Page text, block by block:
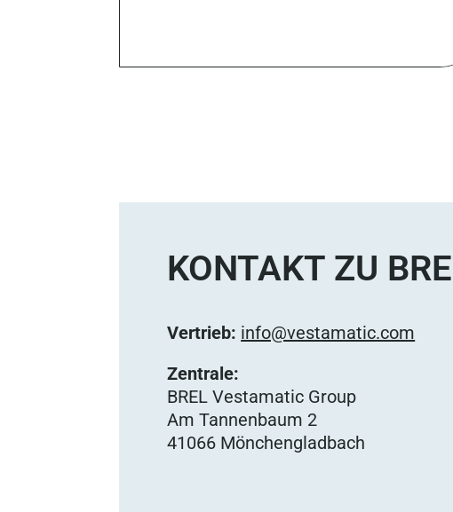
KONTAKT ZU
Vertrieb: info@vestamatic.com
Zentrale:
BREL Vestamatic Group
Am Tannenbaum 2
41066 Mönchengladbach